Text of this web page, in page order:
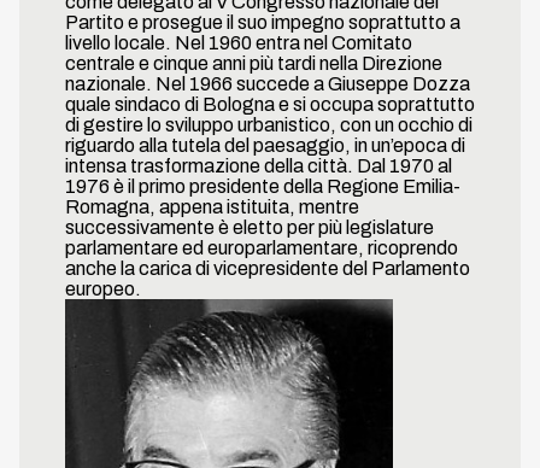
Iniziative di solidarietà
Partiti e movimenti di liberazione
Viaggi del Pci
Linea del Tempo
Copyright IGER 2026
Developed and designed by
Partito e prosegue il suo impegno soprattutto a
livello locale. Nel 1960 entra nel Comitato
centrale e cinque anni più tardi nella Direzione
nazionale. Nel 1966 succede a Giuseppe Dozza
quale sindaco di Bologna e si occupa soprattutto
di gestire lo sviluppo urbanistico, con un occhio di
riguardo alla tutela del paesaggio, in un’epoca di
intensa trasformazione della città. Dal 1970 al
1976 è il primo presidente della Regione Emilia-
Romagna, appena istituita, mentre
successivamente è eletto per più legislature
parlamentare ed europarlamentare, ricoprendo
anche la carica di vicepresidente del Parlamento
europeo.